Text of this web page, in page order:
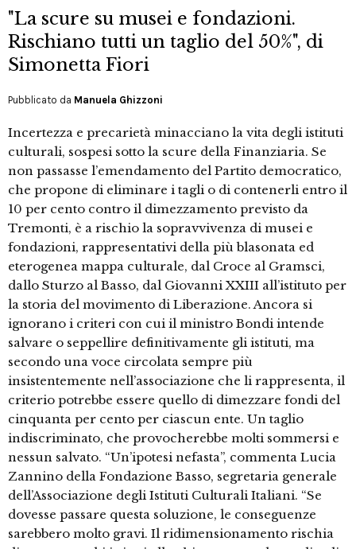
"La scure su musei e fondazioni.
Rischiano tutti un taglio del 50%", di
Simonetta Fiori
Pubblicato da Manuela Ghizzoni
Incertezza e precarietà minacciano la vita degli istituti
culturali, sospesi sotto la scure della Finanziaria. Se
non passasse l’emendamento del Partito democratico,
che propone di eliminare i tagli o di contenerli entro il
10 per cento contro il dimezzamento previsto da
Tremonti, è a rischio la sopravvivenza di musei e
fondazioni, rappresentativi della più blasonata ed
eterogenea mappa culturale, dal Croce al Gramsci,
dallo Sturzo al Basso, dal Giovanni XXIII all’istituto per
la storia del movimento di Liberazione. Ancora si
ignorano i criteri con cui il ministro Bondi intende
salvare o seppellire definitivamente gli istituti, ma
secondo una voce circolata sempre più
insistentemente nell’associazione che li rappresenta, il
criterio potrebbe essere quello di dimezzare fondi del
cinquanta per cento per ciascun ente. Un taglio
indiscriminato, che provocherebbe molti sommersi e
nessun salvato. “Un’ipotesi nefasta”, commenta Lucia
Zannino della Fondazione Basso, segretaria generale
dell’Associazione degli Istituti Culturali Italiani. “Se
dovesse passare questa soluzione, le conseguenze
sarebbero molto gravi. Il ridimensionamento rischia